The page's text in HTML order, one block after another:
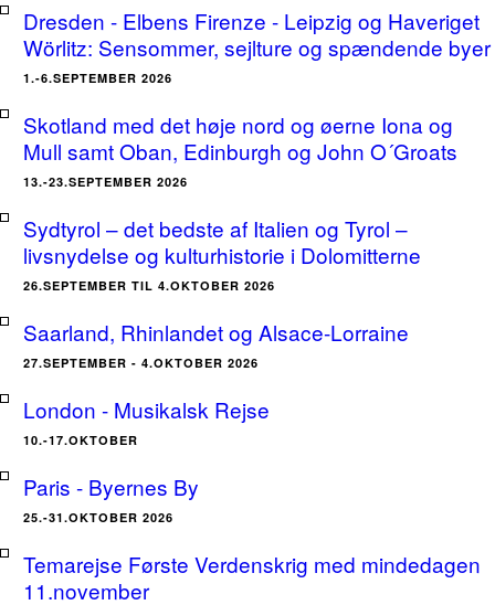
Dresden - Elbens Firenze - Leipzig og Haveriget
Wörlitz: Sensommer, sejlture og spændende byer
1.-6.SEPTEMBER 2026
Skotland med det høje nord og øerne Iona og
Mull samt Oban, Edinburgh og John O´Groats
13.-23.SEPTEMBER 2026
Sydtyrol – det bedste af Italien og Tyrol –
livsnydelse og kulturhistorie i Dolomitterne
26.SEPTEMBER TIL 4.OKTOBER 2026
Saarland, Rhinlandet og Alsace-Lorraine
27.SEPTEMBER - 4.OKTOBER 2026
London - Musikalsk Rejse
10.-17.OKTOBER
Paris - Byernes By
25.-31.OKTOBER 2026
Temarejse Første Verdenskrig med mindedagen
11.november